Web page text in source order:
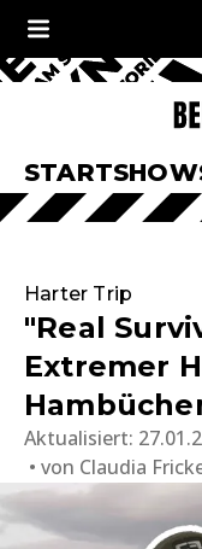
START
Harter Trip
"Real
Extremer
Aktualisiert:
von Claudia